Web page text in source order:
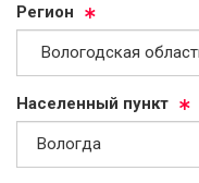
Ре­ги­он
На­се­лен­ный пункт